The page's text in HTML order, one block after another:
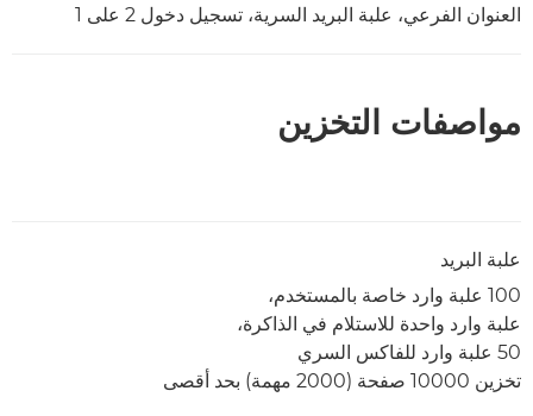
العنوان الفرعي، علبة البريد السرية، تسجيل دخول 2 على 1
مواصفات التخزين
علبة البريد
100 علبة وارد خاصة بالمستخدم،
علبة وارد واحدة للاستلام في الذاكرة،
50 علبة وارد للفاكس السري
تخزين 10000 صفحة (2000 مهمة) بحد أقصى